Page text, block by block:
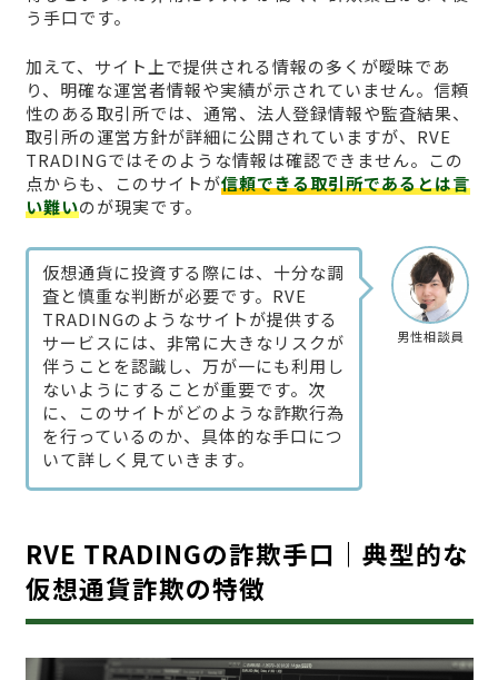
う手口です。
加えて、サイト上で提供される情報の多くが曖昧であ
り、明確な運営者情報や実績が示されていません。信頼
性のある取引所では、通常、法人登録情報や監査結果、
取引所の運営方針が詳細に公開されていますが、RVE
TRADINGではそのような情報は確認できません。この
点からも、このサイトが信頼できる取引所であるとは言
い難いのが現実です。
男性相談員
仮想通貨に投資する際には、十分な調
査と慎重な判断が必要です。RVE
TRADINGのようなサイトが提供する
サービスには、非常に大きなリスクが
伴うことを認識し、万が一にも利用し
ないようにすることが重要です。次
に、このサイトがどのような詐欺行為
を行っているのか、具体的な手口につ
いて詳しく見ていきます。
RVE TRADINGの詐欺手口｜典型的な
仮想通貨詐欺の特徴